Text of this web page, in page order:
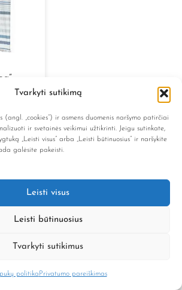
Tvarkyti sutikimą
(angl. „cookies“) ir asmens duomenis naršymo patirčiai
ir svetainės veikimui užtikrinti. Jeigu sutinkate,
„Leisti visus“ arba „Leisti būtinuosius“ ir naršykite
galėsite pakeisti.
Leisti visus
Leisti būtinuosius
Tvarkyti sutikimus
politika Privatumo pareiškimas
Europos
– tai ne tik praktiškas vonios kambario
estetikos bei kokybės ženklas. Mūsų
dėmesys kiekvienai detalei – nuo siūlės